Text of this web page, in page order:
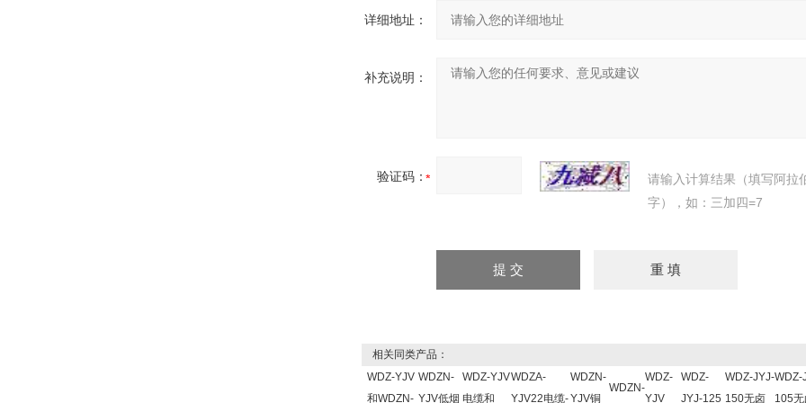
详细地址：
补充说明：
验证码：
请输入计算结果（填写阿拉
字），如：三加四=7
相关同类产品：
WDZ-YJV
和WDZN-
WDZN-
YJV低烟
WDZ-YJV
电缆和
WDZA-
YJV22电缆-
WDZN-
YJV铜
WDZN-
WDZ-
YJV
WDZ-
JYJ-125
WDZ-JYJ-
150无卤
WDZ-
105无